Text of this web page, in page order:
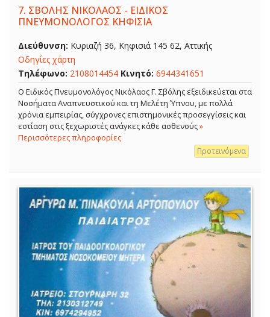
7. ΣΒΟΛΗΣ ΝΙΚΟΛΑΟΣ - ΕΙΔΙΚΟΣ
ΠΝΕΥΜΟΝΟΛΟΓΟΣ ΚΗΦΙΣΙΑ
Διεύθυνση: Κυριαζή 36, Κηφισιά 145 62, Αττικής
Οδηγίες χάρτη
Τηλέφωνο: 2108014454 Κινητό: 6944341651
O Ειδικός Πνευμονολόγος Νικόλαος Γ. Σβόλης εξειδικεύεται στα
Νοσήματα Αναπνευστικού και τη Μελέτη Ύπνου, με πολλά
χρόνια εμπειρίας, σύγχρονες επιστημονικές προσεγγίσεις και
εστίαση στις ξεχωριστές ανάγκες κάθε ασθενούς»
Περισσότερες πληροφορίες
Προτεινόμενα